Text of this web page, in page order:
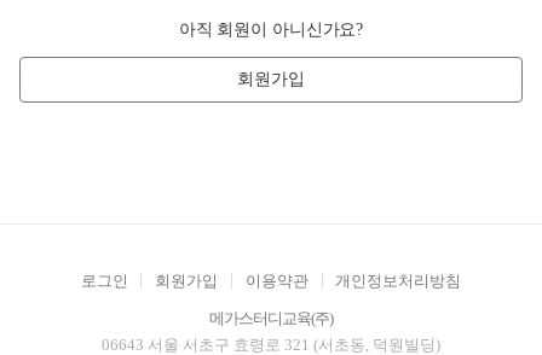
아직 회원이 아니신가요?
회원가입
로그인 회원가입 이용약관 개인정보처리방침
메가스터디교육(주)
06643 서울 서초구 효령로 321 (서초동, 덕원빌딩)